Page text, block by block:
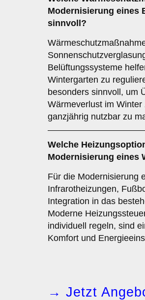
Modernisierung eines
sinnvoll?
Belüftungssysteme
Wintergarten zu
besonders sinnvoll, um
Wärmeverlust im
ganzjährig nutzbar zu
Welche
Modernisierung eines
Für die Modernisierung
Infrarotheizungen,
Integration in das
Moderne
individuell regeln, sind
Komfort und
→ Jetzt